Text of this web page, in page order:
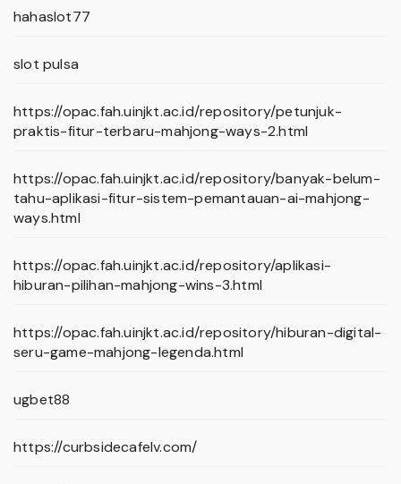
hahaslot77
slot pulsa
https://opac.fah.uinjkt.ac.id/repository/petunjuk-
praktis-fitur-terbaru-mahjong-ways-2.html
https://opac.fah.uinjkt.ac.id/repository/banyak-belum-
tahu-aplikasi-fitur-sistem-pemantauan-ai-mahjong-
ways.html
https://opac.fah.uinjkt.ac.id/repository/aplikasi-
hiburan-pilihan-mahjong-wins-3.html
https://opac.fah.uinjkt.ac.id/repository/hiburan-digital-
seru-game-mahjong-legenda.html
ugbet88
https://curbsidecafelv.com/